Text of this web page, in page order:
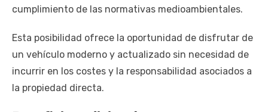
cumplimiento de las normativas medioambientales.
Esta posibilidad ofrece la oportunidad de disfrutar de
un vehículo moderno y actualizado sin necesidad de
incurrir en los costes y la responsabilidad asociados a
la propiedad directa.